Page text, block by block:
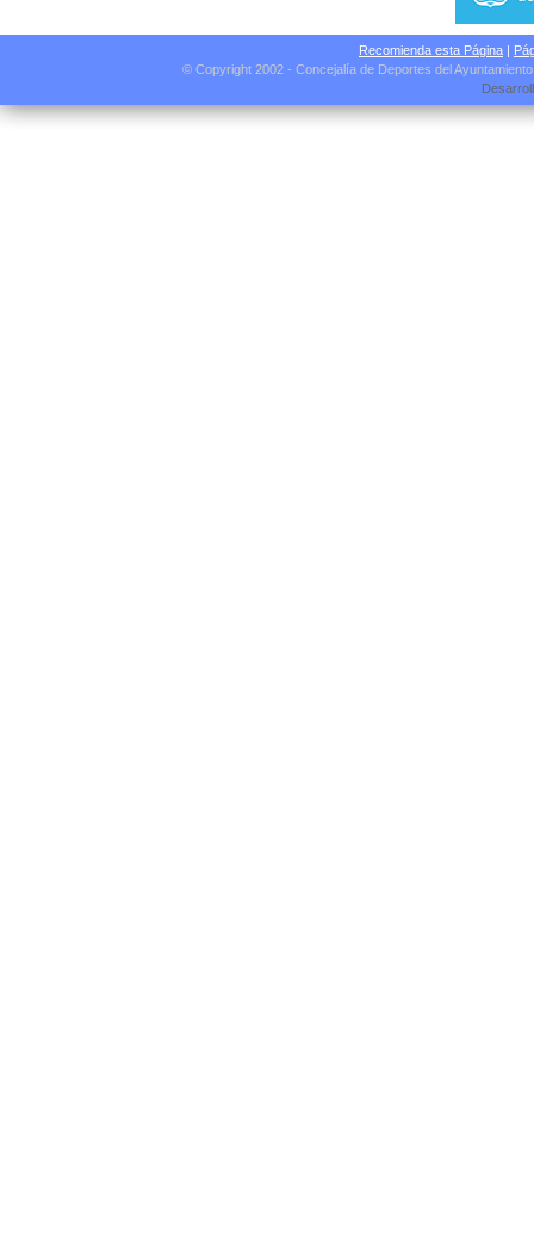
Recomienda esta Página |
© Copyright 2002 - Concejalía de Deportes del